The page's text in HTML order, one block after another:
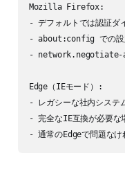
Mozilla Firefox:
- デフォルトでは認証ダ
- about:config での設
-
Edge（IEモード）:
- レガシーな社内システ
- 完全なIE互換が必要な